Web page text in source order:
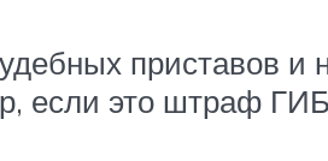
приставов и
если это штраф